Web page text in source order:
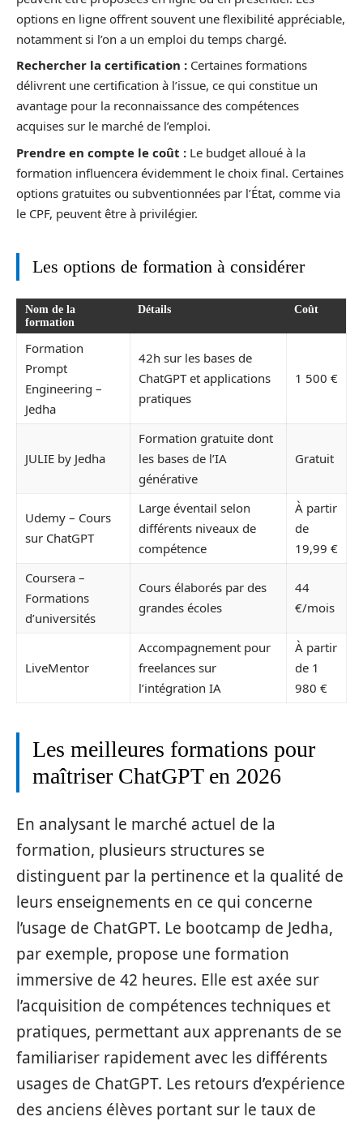
options en ligne offrent souvent une flexibilité appréciable,
notamment si l’on a un emploi du temps chargé.
Rechercher la certification : Certaines formations
délivrent une certification à l’issue, ce qui constitue un
avantage pour la reconnaissance des compétences
acquises sur le marché de l’emploi.
Prendre en compte le coût : Le budget alloué à la
formation influencera évidemment le choix final. Certaines
options gratuites ou subventionnées par l’État, comme via
le CPF, peuvent être à privilégier.
Les options de formation à considérer
Nom de la
formation
Détails Coût
Formation
Prompt
Engineering –
Jedha
42h sur les bases de
ChatGPT et applications
pratiques
1 500 €
JULIE by Jedha
Formation gratuite dont
les bases de l’IA
générative
Gratuit
Udemy – Cours
sur ChatGPT
Large éventail selon
différents niveaux de
compétence
À partir
de
19,99 €
Coursera –
Formations
d’universités
Cours élaborés par des
grandes écoles
44
€/mois
LiveMentor
Accompagnement pour
freelances sur
l’intégration IA
À partir
de 1
980 €
Les meilleures formations pour
maîtriser ChatGPT en 2026
En analysant le marché actuel de la
formation, plusieurs structures se
distinguent par la pertinence et la qualité de
leurs enseignements en ce qui concerne
l’usage de ChatGPT. Le bootcamp de Jedha,
par exemple, propose une formation
immersive de 42 heures. Elle est axée sur
l’acquisition de compétences techniques et
pratiques, permettant aux apprenants de se
familiariser rapidement avec les différents
usages de ChatGPT. Les retours d’expérience
des anciens élèves portant sur le taux de